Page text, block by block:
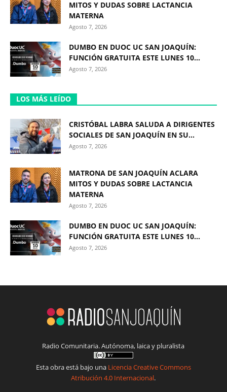
MITOS Y DUDAS SOBRE LACTANCIA
MATERNA
Agosto 7, 2026
DUMBO EN DUOC UC SAN JOAQUÍN:
FUNCIÓN GRATUITA ESTE LUNES 10...
Agosto 7, 2026
LOS MÁS LEÍDO
CRISTÓBAL LABRA SALUDA A DIRIGENTES
SOCIALES DE SAN JOAQUÍN EN SU...
Agosto 7, 2026
MATRONA DE SAN JOAQUÍN ACLARA
MITOS Y DUDAS SOBRE LACTANCIA
MATERNA
Agosto 7, 2026
DUMBO EN DUOC UC SAN JOAQUÍN:
FUNCIÓN GRATUITA ESTE LUNES 10...
Agosto 7, 2026
Radio Comunitaria. Autónoma, laica y pluralista
Esta obra está bajo una Licencia Creative Commons
Atribución 4.0 Internacional.